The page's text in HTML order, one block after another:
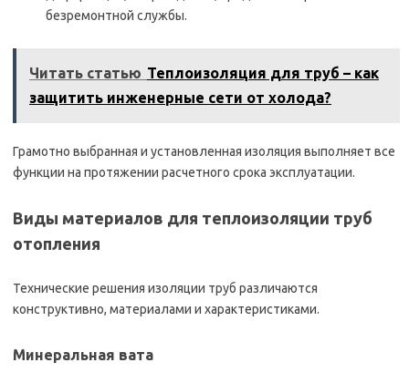
безремонтной службы.
Читать статью Теплоизоляция для труб – как
защитить инженерные сети от холода?
Грамотно выбранная и установленная изоляция выполняет все
функции на протяжении расчетного срока эксплуатации.
Виды материалов для теплоизоляции труб
отопления
Технические решения изоляции труб различаются
конструктивно, материалами и характеристиками.
Минеральная вата